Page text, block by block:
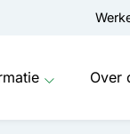
Over